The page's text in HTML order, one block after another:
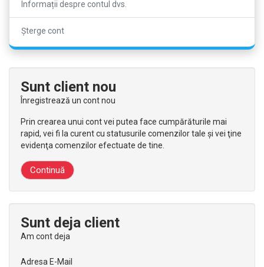
Informații despre contul dvs.
Șterge cont
Sunt client nou
Înregistrează un cont nou
Prin crearea unui cont vei putea face cumpărăturile mai
rapid, vei fi la curent cu statusurile comenzilor tale şi vei ţine
evidenţa comenzilor efectuate de tine.
Continuă
Sunt deja client
Am cont deja
Adresa E-Mail